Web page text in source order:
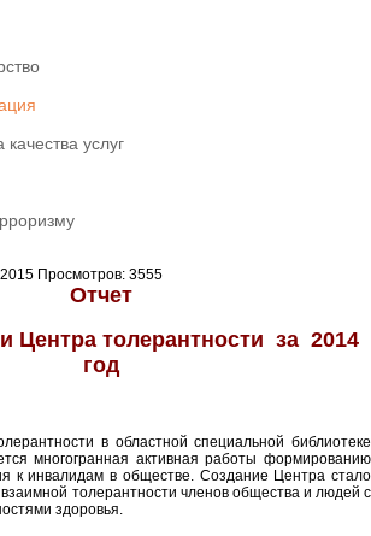
услуг
Просмотров: 3555
Отчет
Центра толерантности за 2014
год
в областной специальной библиотеке
многогранная активная работы формированию
к инвалидам в обществе. Создание Центра стало
толерантности членов общества и людей с
здоровья.